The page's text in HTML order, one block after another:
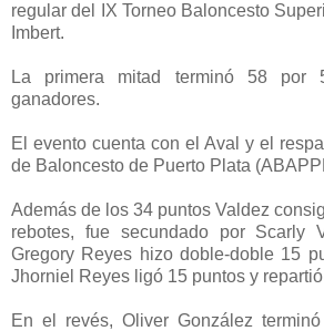
regular del IX Torneo Baloncesto
Imbert.
La primera mitad terminó 58
ganadores.
El evento cuenta con el Aval y el
de Baloncesto de Puerto Plata
Además de los 34 puntos Valdez
rebotes, fue secundado por Scarly
Gregory Reyes hizo doble-doble 15
Jhorniel Reyes ligó 15 puntos y
En el revés, Oliver González